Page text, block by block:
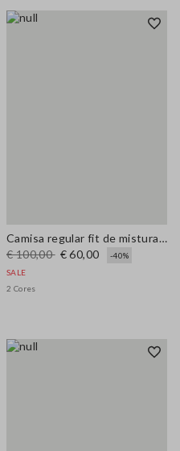
Camisa regular fit de mistura de lyocell bege
€ 100,00 € 60,00
-40%
SALE
2 Cores